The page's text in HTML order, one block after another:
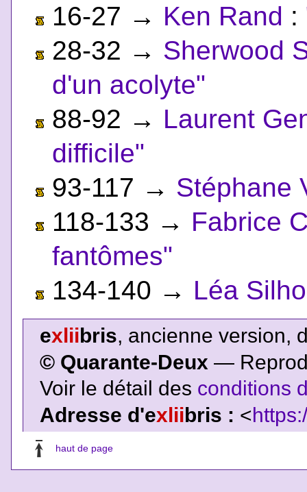
16-27 → Ken Rand :
28-32 → Sherwood
d'un acolyte"
88-92 → Laurent
difficile"
93-117 → Stéphane
118-133 → Fabrice
fantômes"
134-140 → Léa
exliibris, ancienne version,
© Quarante-Deux —
Voir le détail des conditions
Adresse d'exliibris : <
haut de page